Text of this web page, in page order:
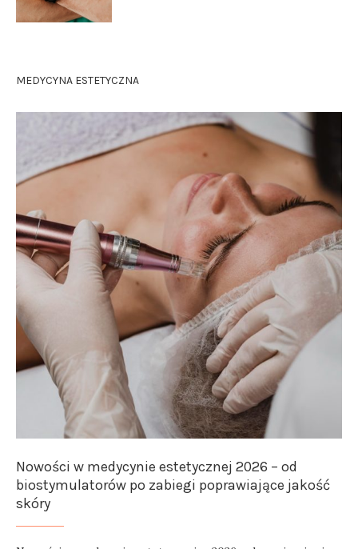
MEDYCYNA ESTETYCZNA
Nowości w medycynie estetycznej 2026 – od
biostymulatorów po zabiegi poprawiające jakość
skóry